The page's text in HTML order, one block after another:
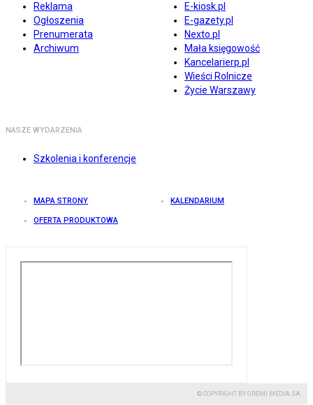
Reklama
Ogłoszenia
Prenumerata
Archiwum
E-kiosk.pl
E-gazety.pl
Nexto.pl
Mała księgowość
Kancelarierp.pl
Wieści Rolnicze
Życie Warszawy
NASZE WYDARZENIA
Szkolenia i konferencje
MAPA STRONY KALENDARIUM
OFERTA PRODUKTOWA
© COPYRIGHT BY GREMI MEDIA SA